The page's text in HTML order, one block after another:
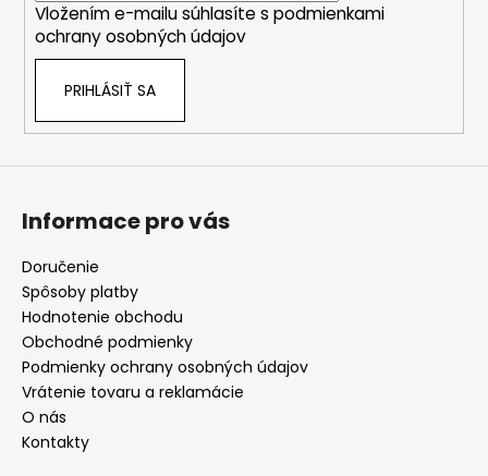
Vložením e-mailu súhlasíte s podmienkami
ochrany osobných údajov
PRIHLÁSIŤ SA
Informace pro vás
Doručenie
Spôsoby platby
Hodnotenie obchodu
Obchodné podmienky
Podmienky ochrany osobných údajov
Vrátenie tovaru a reklamácie
O nás
Kontakty